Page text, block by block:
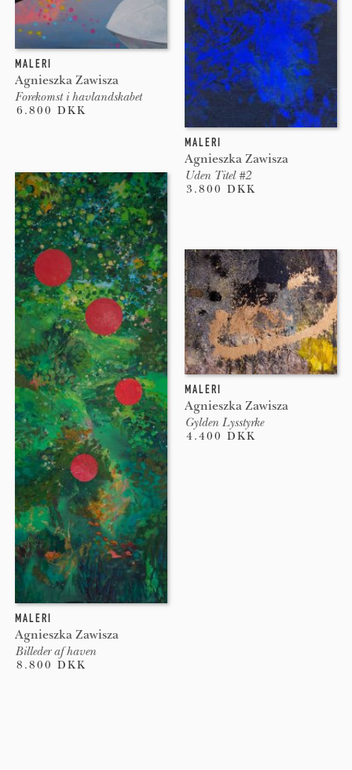
MALERI
Agnieszka Zawisza
Uden Titel #2
3.800 DKK
MALERI
Agnieszka Zawisza
Forekomst i havlandskabet
6.800 DKK
MALERI
Agnieszka Zawisza
Billeder af haven
8.800 DKK
MALERI
Agnieszka Zawisza
Gylden Lysstyrke
4.400 DKK